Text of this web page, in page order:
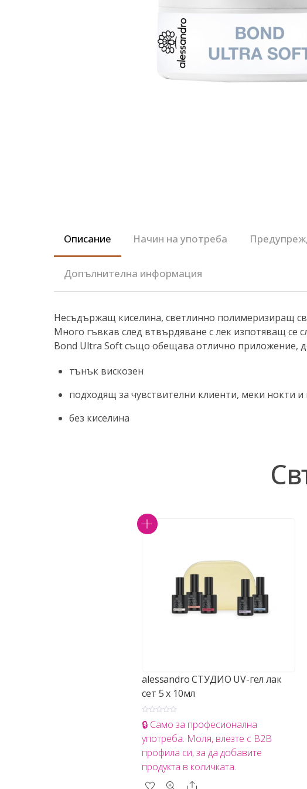
Описание Начин на употреба
Допълнителна информация
Несъдържащ киселина, светлинно полимеризиращ
Много гъвкав след втвърдяване с лек изпотяващ се
Bond Ultra Soft също обещава отлично приложение,
тънък вискозен
подходящ за чувствителни клиенти, меки нокти
без киселина
alessandro СТУДИО UV-гел лак
сет 5 х 10мл
ц
н
е
н
о
с
0
🔒 Само за професионална
употреба. Моля, влезте с B2B
профила си, за да добавите
продукта в количката.
Share